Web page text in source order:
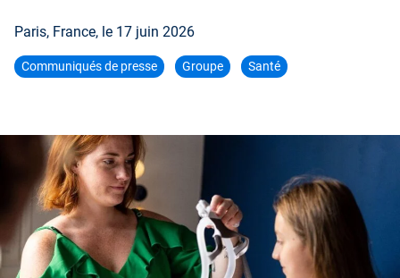
Paris, France, le 17 juin 2026
Communiqués de presse Groupe Santé